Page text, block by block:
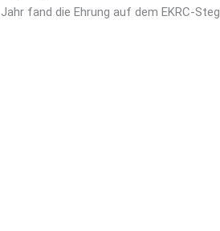
fand die Ehrung auf dem EKRC-Steg